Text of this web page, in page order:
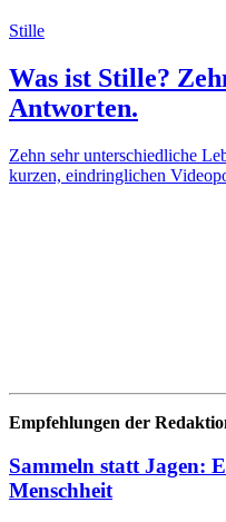
Stille
Was ist Stille?
Antworten.
Zehn sehr unterschiedliche
kurzen, eindringlichen
Empfehlungen der
Sammeln statt Jagen:
Menschheit